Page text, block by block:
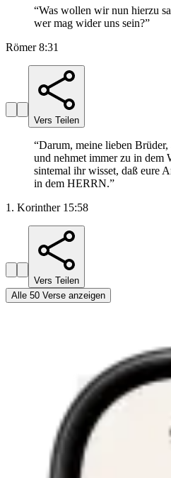
“Was wollen wir nun hierzu
wer mag wider uns sein?”
Römer 8:31
Vers Teilen
“Darum, meine lieben
und nehmet immer zu in dem
sintemal ihr wisset, daß eure
in dem HERRN.”
1. Korinther 15:58
Vers Teilen
Alle 50 Verse anzeigen